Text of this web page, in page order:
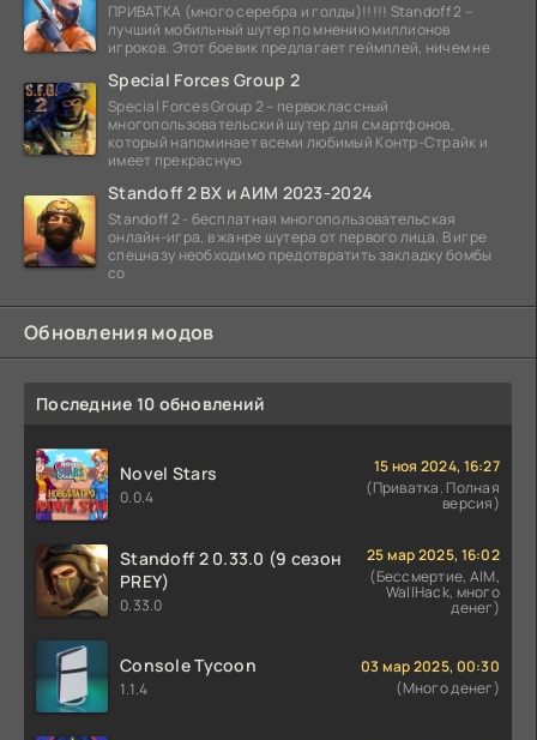
ПРИВАТКА (много серебра и голды)!!!!! Standoff 2 –
лучший мобильный шутер по мнению миллионов
игроков. Этот боевик предлагает геймплей, ничем не
Special Forces Group 2
Special Forces Group 2 – первоклассный
многопользовательский шутер для смартфонов,
который напоминает всеми любимый Контр-Страйк и
имеет прекрасную
Standoff 2 ВХ и АИМ 2023-2024
Standoff 2 - бесплатная многопользовательская
онлайн-игра, в жанре шутера от первого лица. В игре
спецназу необходимо предотвратить закладку бомбы
со
Обновления модов
Последние 10 обновлений
Novel Stars
0.0.4
15 ноя 2024, 16:27
(Приватка. Полная
версия)
Standoff 2 0.33.0 (9 сезон
PREY)
0.33.0
25 мар 2025, 16:02
(Бессмертие, AIM,
WallHack, много
денег)
Console Tycoon
1.1.4
03 мар 2025, 00:30
(Много денег)